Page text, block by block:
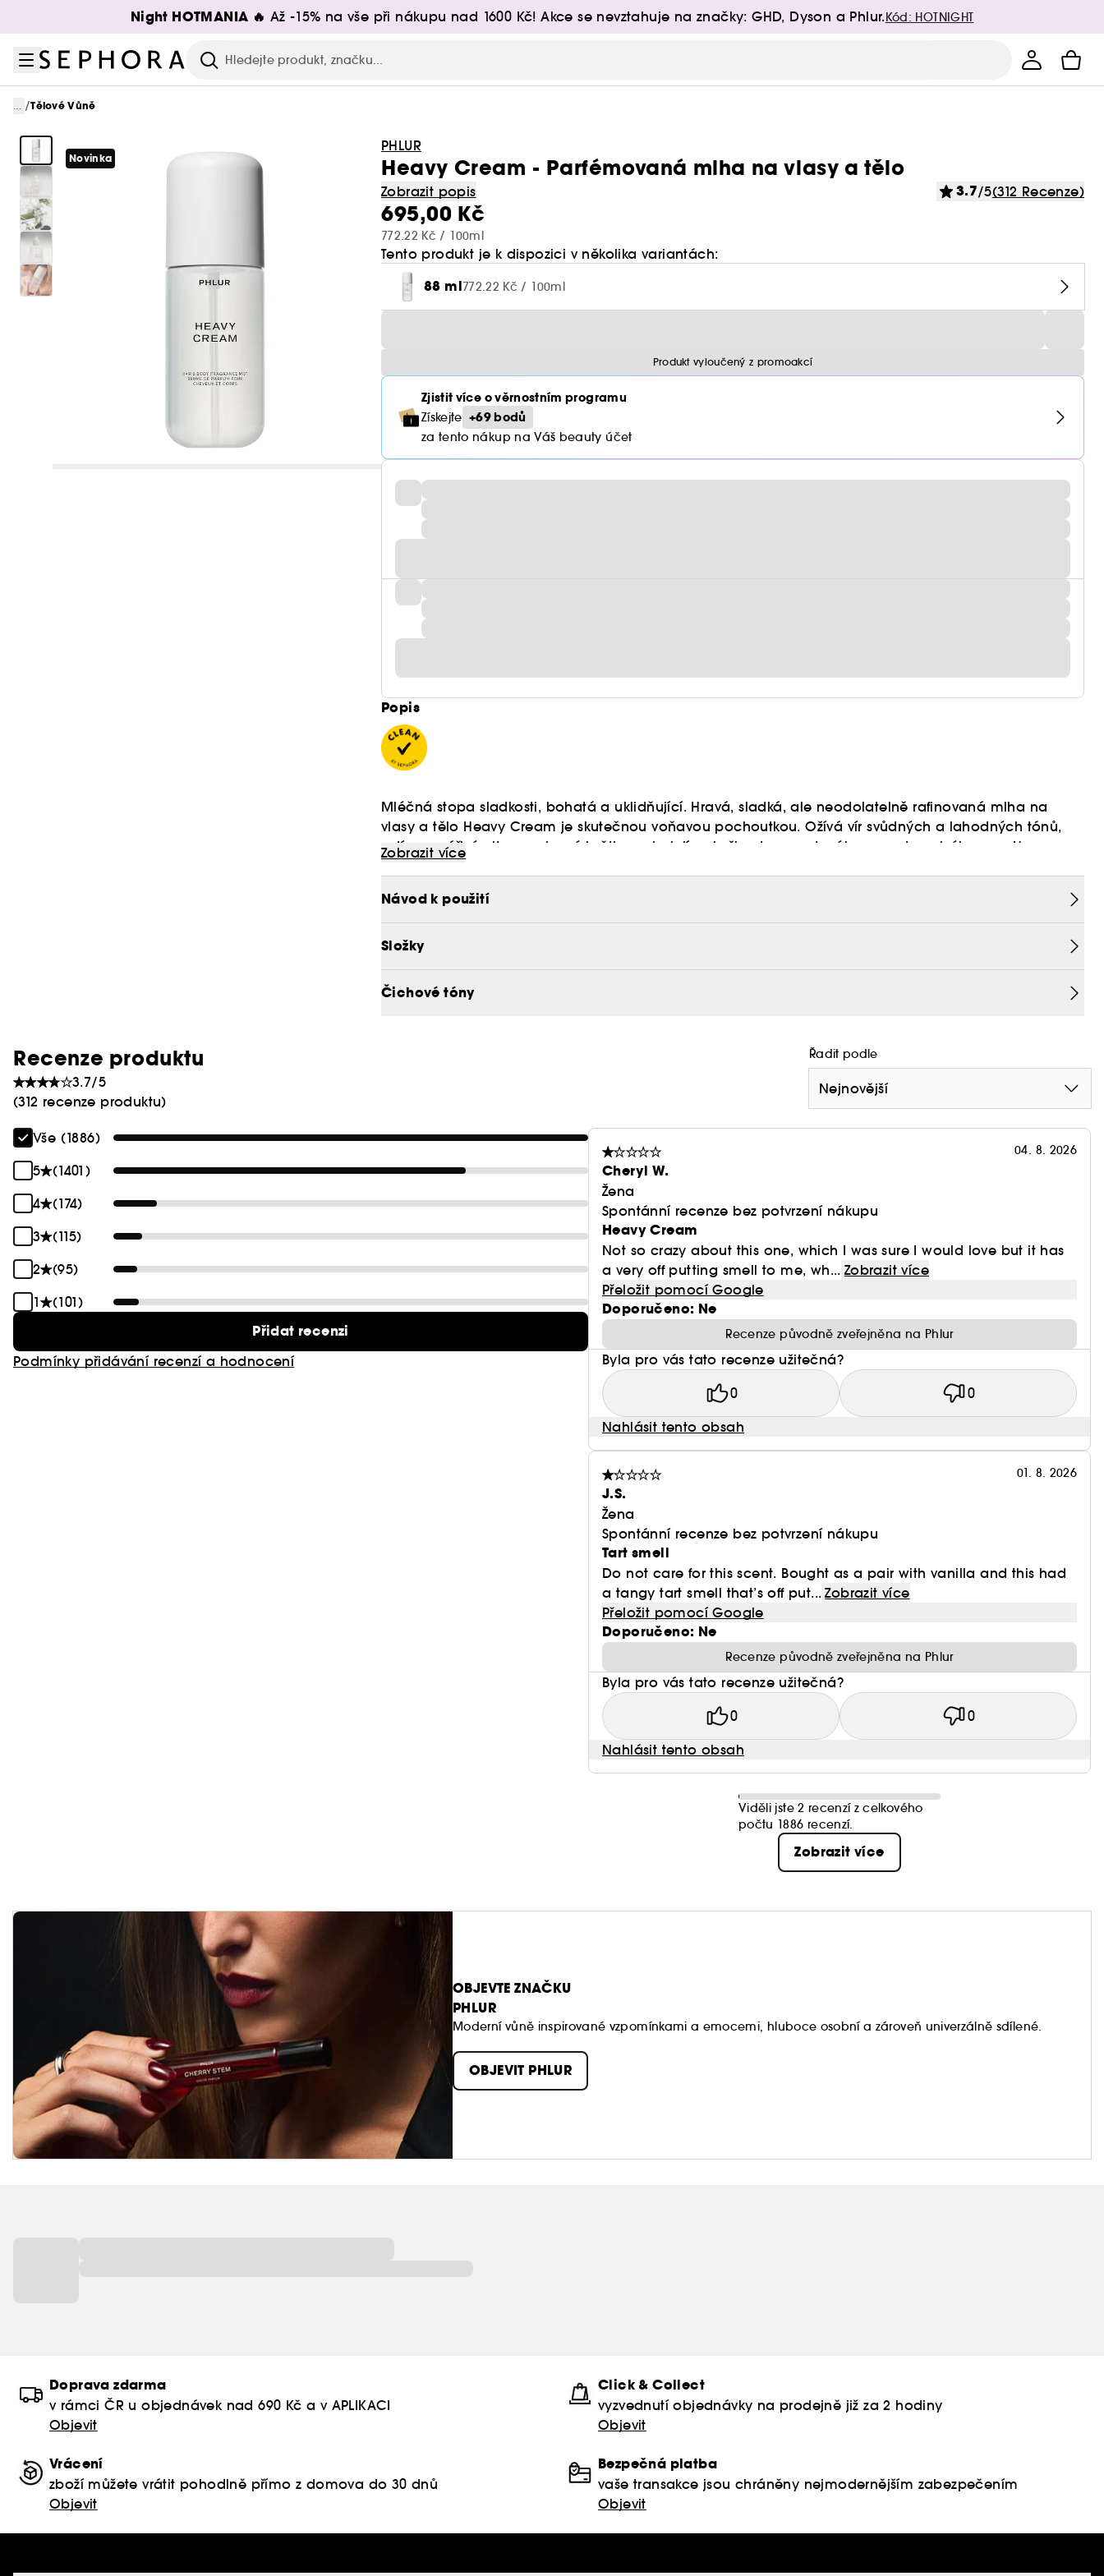
Přejít na hlavní obsah
Night HOTMANIA 🔥 Až -15% na vše při nákupu nad 1600 Kč! Akce se nevztahuje na značky: GHD, Dyson a Phlur.Kód: HOTNIGHT
Hledat
... /Tělové Vůně
Novinka
PHLUR
Heavy Cream - Parfémovaná mlha na vlasy a tělo
Zobrazit popis 3.7/5(312 Recenze)
695,00 Kč
772.22 Kč / 100ml
Tento produkt je k dispozici v několika variantách:
88 ml772.22 Kč / 100ml
Produkt vyloučený z promoakcí
Zjistit více o věrnostním programu
Získejte +69 bodů
za tento nákup na Váš beauty účet
Popis
Mléčná stopa sladkosti, bohatá a uklidňující. Hravá, sladká, ale neodolatelně rafinovaná mlha na
vlasy a tělo Heavy Cream je skutečnou voňavou pochoutkou. Ožívá vír svůdných a lahodných tónů,
zatímco zářivé citrusy a jasné květiny zahalují pokožku do sametového a podmanivého snu. Heavy
Zobrazit více
Návod k použití
Složky
Čichové tóny
Recenze produktu
3.7/5
(312 recenze produktu)
Řadit podle
Nejnovější
Vše (1886)
5
(1401)
4
(174)
3
(115)
2
(95)
1
(101)
Přidat recenzi
Podmínky přidávání recenzí a hodnocení
04. 8. 2026
Cheryl W.
Žena
Spontánní recenze bez potvrzení nákupu
Heavy Cream
Not so crazy about this one, which I was sure I would love but it has
a very off putting smell to me, wh... Zobrazit více
Přeložit pomocí Google
Doporučeno: Ne
Recenze původně zveřejněna na Phlur
Byla pro vás tato recenze užitečná?
0 0
Nahlásit tento obsah
01. 8. 2026
J.S.
Žena
Spontánní recenze bez potvrzení nákupu
Tart smell
Do not care for this scent. Bought as a pair with vanilla and this had
a tangy tart smell that’s off put... Zobrazit více
Přeložit pomocí Google
Doporučeno: Ne
Recenze původně zveřejněna na Phlur
Byla pro vás tato recenze užitečná?
0 0
Nahlásit tento obsah
Viděli jste 2 recenzí z celkového
počtu 1886 recenzí.
Zobrazit více
OBJEVTE ZNAČKU
PHLUR
Moderní vůně inspirované vzpomínkami a emocemi, hluboce osobní a zároveň univerzálně sdílené.
OBJEVIT PHLUR
Doprava zdarma
v rámci ČR u objednávek nad 690 Kč a v APLIKACI
Objevit
Click & Collect
vyzvednutí objednávky na prodejně již za 2 hodiny
Objevit
Vrácení
zboží můžete vrátit pohodlně přímo z domova do 30 dnů
Objevit
Bezpečná platba
vaše transakce jsou chráněny nejmodernějším zabezpečením
Objevit